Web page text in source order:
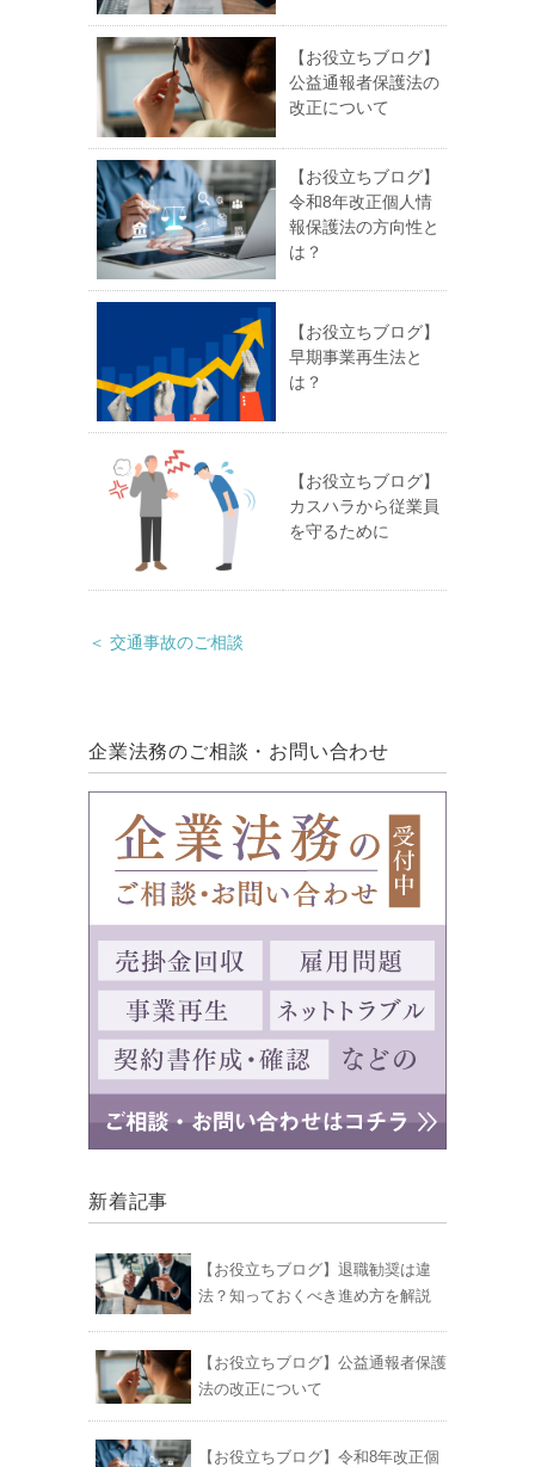
【お役立ちブログ】
公益通報者保護法の
改正について
【お役立ちブログ】
令和8年改正個人情
報保護法の方向性と
は？
【お役立ちブログ】
早期事業再生法と
は？
【お役立ちブログ】
カスハラから従業員
を守るために
＜ 交通事故のご相談
企業法務のご相談・お問い合わせ
新着記事
【お役立ちブログ】退職勧奨は違
法？知っておくべき進め方を解説
【お役立ちブログ】公益通報者保護
法の改正について
【お役立ちブログ】令和8年改正個